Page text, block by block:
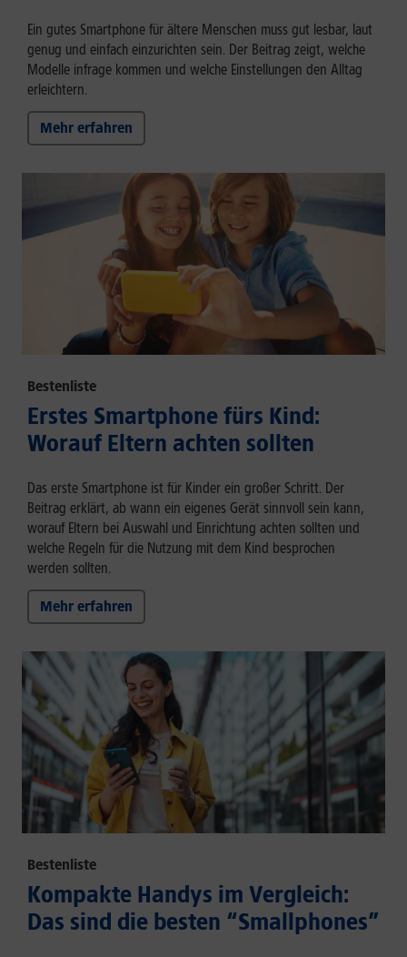
Ein gutes Smartphone für ältere Menschen muss gut lesbar, laut
genug und einfach einzurichten sein. Der Beitrag zeigt, welche
Modelle infrage kommen und welche Einstellungen den Alltag
erleichtern.
Mehr erfahren
Bestenliste
Erstes Smartphone fürs Kind:
Worauf Eltern achten sollten
Das erste Smartphone ist für Kinder ein großer Schritt. Der
Beitrag erklärt, ab wann ein eigenes Gerät sinnvoll sein kann,
worauf Eltern bei Auswahl und Einrichtung achten sollten und
welche Regeln für die Nutzung mit dem Kind besprochen
werden sollten.
Mehr erfahren
Bestenliste
Kompakte Handys im Vergleich:
Das sind die besten “Smallphones”